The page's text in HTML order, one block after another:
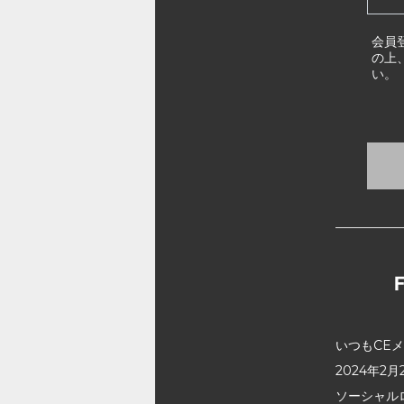
会員
の上
い。
いつもCE
2024年2月
ソーシャ